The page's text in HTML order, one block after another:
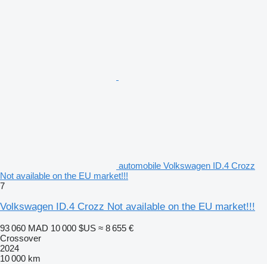
automobile Volkswagen ID.4 Crozz
Not available on the EU market!!!
7
Volkswagen ID.4 Crozz Not available on the EU market!!!
93 060 MAD 10 000 $US ≈ 8 655 €
Crossover
2024
10 000 km